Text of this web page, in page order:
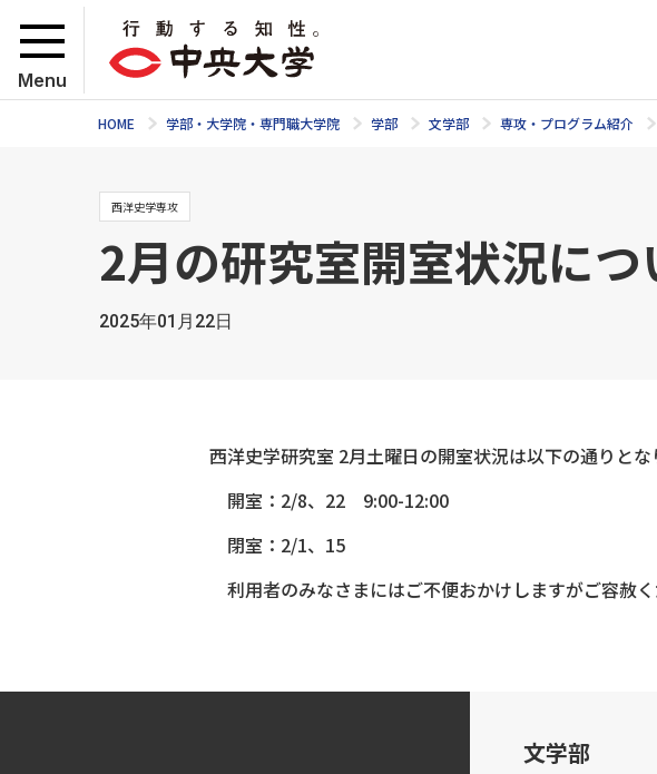
Menu
HOME 学部・大学院・専門職大学院 学部 文学部 専攻・プログラム紹介
西洋史学専攻
2月の研究室開室状況につ
2025年01月22日
西洋史学研究室 2月土曜日の開室状況は以下の通りとな
開室：2/8、22 9:00-12:00
閉室：2/1、15
利用者のみなさまにはご不便おかけしますがご容赦
文学部